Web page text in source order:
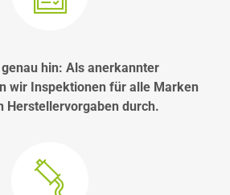
hin: Als anerkannter
wir Inspektionen für alle Marken
Herstellervorgaben durch.